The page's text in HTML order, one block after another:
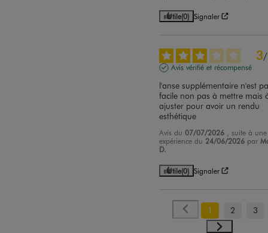
Utile(0) Signaler
3/
Avis vérifié et récompensé
l'anse supplémentaire n'est
facile non pas à mettre mais
ajuster pour avoir un rendu
esthétique
Avis du07/07/2026
, suite à une
expérience du 24/06/2026 par
D.
Utile(0) Signaler
1 2 3